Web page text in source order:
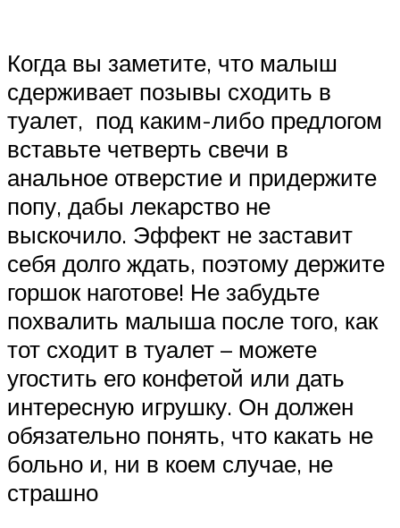
Когда вы заметите, что малыш
сдерживает позывы сходить в
туалет, под каким-либо предлогом
вставьте четверть свечи в
анальное отверстие и придержите
попу, дабы лекарство не
выскочило. Эффект не заставит
себя долго ждать, поэтому держите
горшок наготове! Не забудьте
похвалить малыша после того, как
тот сходит в туалет – можете
угостить его конфетой или дать
интересную игрушку. Он должен
обязательно понять, что какать не
больно и, ни в коем случае, не
страшно